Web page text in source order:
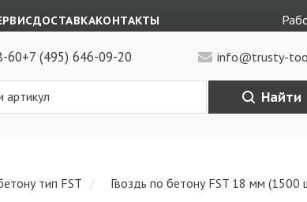
ДОСТАВКАКОНТАКТЫ
60+7 (495) 646-09-20 info@trusty-
Найти
тип FST Гвоздь по бетону FST 18 мм (1500